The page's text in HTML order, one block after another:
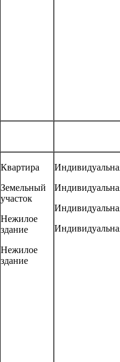
Квартира
Земельный
участок
Нежилое
здание
Нежилое
здание